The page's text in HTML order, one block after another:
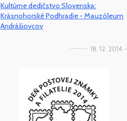
Kultúrne dedičstvo Slovenska:
Krásnohorské Podhradie - Mauzóleum
Andrášiovcov
18. 12. 2014 -